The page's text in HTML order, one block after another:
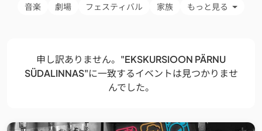
音楽 劇場 フェスティバル 家族 もっと見る
申し訳ありません。 "EKSKURSIOON PÄRNU
SÜDALINNAS"に一致するイベントは見つかりませ
んでした。